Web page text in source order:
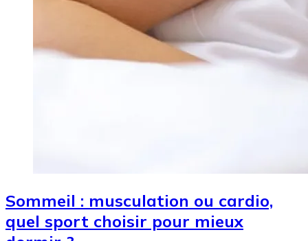
Sommeil : musculation ou cardio,
quel sport choisir pour mieux